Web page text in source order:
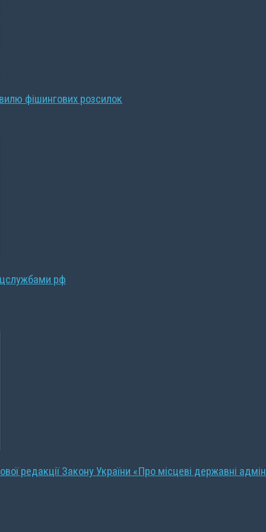
фішингових розсилок
рф
редакції Закону України «Про місцеві державні